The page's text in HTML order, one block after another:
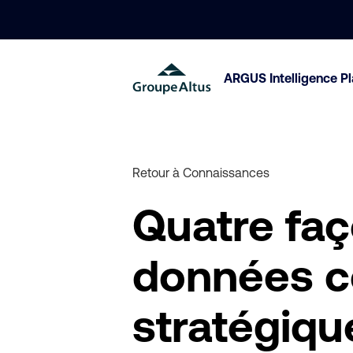
ARGUS Intelligence
Retour à Connaissances
Quatre
données